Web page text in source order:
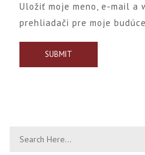
Uložiť moje meno, e-mail a
prehliadači pre moje